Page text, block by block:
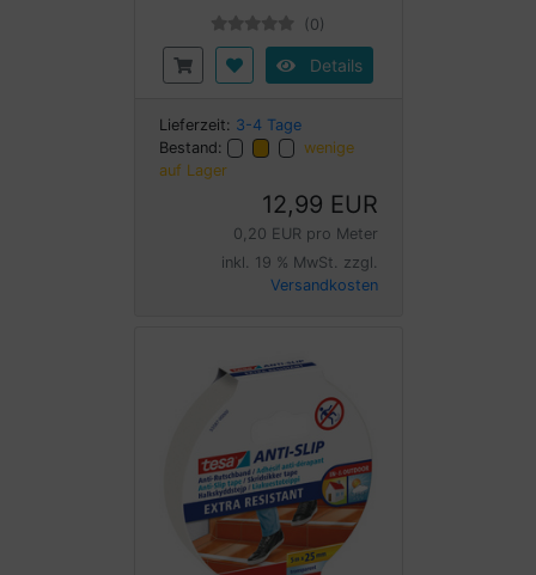
(0)
Details
Lieferzeit: 3-4 Tage
Bestand:
wenige
auf Lager
12,99 EUR
0,20 EUR pro Meter
inkl. 19 % MwSt. zzgl.
Versandkosten